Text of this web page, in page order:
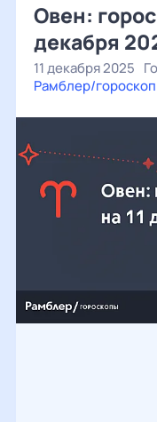
Овен:
декабря
11 декабря 2025
Рамблер/